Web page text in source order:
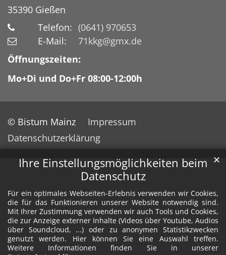
Ihre Einstellungsmöglichkeiten beim
Datenschutz
Für ein optimales Webseiten-Erlebnis verwenden wir Cookies,
die für das Funktionieren unserer Website notwendig sind.
Mit Ihrer Zustimmung verwenden wir auch Tools und Cookies,
die zur Anzeige externer Inhalte (Videos über Youtube, Audios
über Soundcloud, ...) oder zu anonymen Statistikzwecken
genutzt werden. Hier können Sie eine Auswahl treffen.
Weitere Informationen finden Sie in unserer
✕
35390 Gießen
Telefon: (0641) 970653
E-Mail:
71kkg@gmx.de
Öffnungszeiten:
Mo+Di und Do+Fr 08:00-12:00h
© Bistum Mainz
Impressum
Datenschutzerklärung